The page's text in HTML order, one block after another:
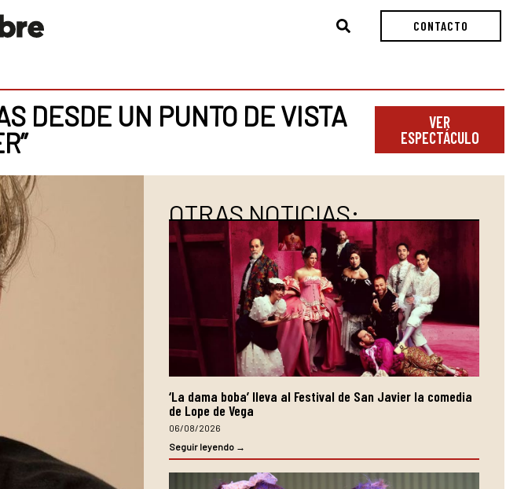
Buscar CONTACTO
DESDE UN PUNTO DE VISTA
VER
ESPECTÁCULO
OTRAS NOTICIAS:
‘La dama boba’ lleva al Festival de San Javier la comedia
de Lope de Vega
06/08/2026
Seguir leyendo →